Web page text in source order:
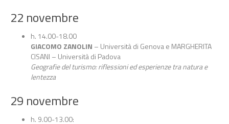
22 novembre
h. 14.00-18.00
GIACOMO ZANOLIN – Università di Genova e MARGHERITA
CISANI – Università di Padova
Geografie del turismo: riflessioni ed esperienze tra natura e
lentezza
29 novembre
h. 9.00-13.00: